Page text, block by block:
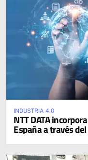
INDUSTRIA 4.0
NTT DATA
España a través